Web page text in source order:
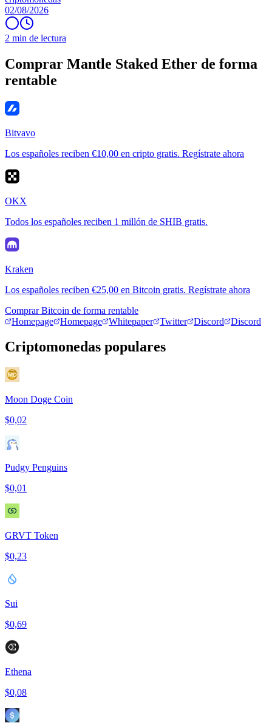
02/08/2026
2 min de lectura
Comprar Mantle Staked Ether de forma
rentable
Bitvavo
Los españoles reciben €10,00 en cripto gratis. Regístrate ahora
OKX
Todos los españoles reciben 1 millón de SHIB gratis.
Kraken
Los españoles reciben €25,00 en Bitcoin gratis. Regístrate ahora
Comprar Bitcoin de forma rentable
Homepage
Homepage Whitepaper Twitter Discord Discord
Criptomonedas populares
Moon Doge Coin
$0,02
Pudgy Penguins
$0,01
GRVT Token
$0,23
Sui
$0,69
Ethena
$0,08